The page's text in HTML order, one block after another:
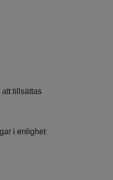
att tillsättas
i enlighet